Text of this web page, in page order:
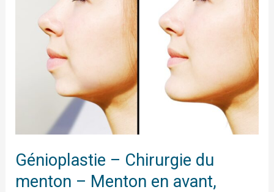
Génioplastie – Chirurgie du
menton – Menton en avant,